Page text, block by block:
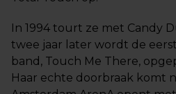
In 1994 tourt ze met Candy
twee jaar later wordt de
band, Touch Me There,
Haar echte doorbraak komt